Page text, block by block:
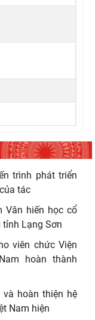
trình phát triển
tác
Văn hiến học cổ
tỉnh Lạng Sơn
viên chức Viện
hoàn thành
hoàn thiện hệ
Nam hiện